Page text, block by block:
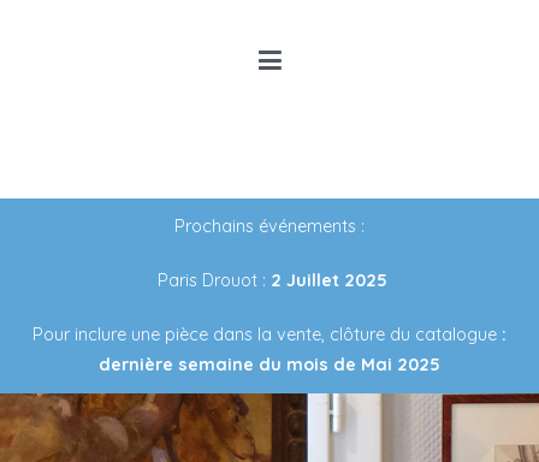
Prochains événements :
Paris Drouot : 2 Juillet 2025
Pour inclure une pièce dans la vente, clôture du catalogue :
dernière semaine du mois de Mai 2025